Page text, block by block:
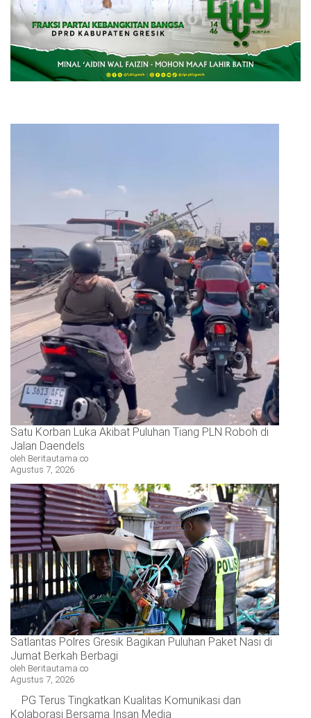
Satu Korban Luka Akibat Puluhan Tiang PLN Roboh di
Jalan Daendels
oleh Beritautama.co
Agustus 7, 2026
Satlantas Polres Gresik Bagikan Puluhan Paket Nasi di
Jumat Berkah Berbagi
oleh Beritautama.co
Agustus 7, 2026
PG Terus Tingkatkan Kualitas Komunikasi dan
Kolaborasi Bersama Insan Media